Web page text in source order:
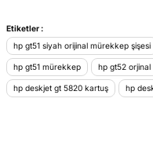
Bu ürünün fiyat bilgisi,
konularda yetersiz
kullanarak tarafımıza
Görüş ve önerileriniz için
Etiketler :
hp gt51 siyah orijinal mürekkep şişesi
hp gt51 mürekkep hp gt52
hp deskjet gt 5820 kartuş hp